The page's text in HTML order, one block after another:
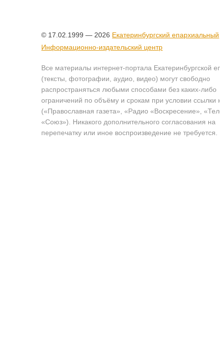
© 17.02.1999 — 2026 Екатеринбургский епархиальный
Информационно-издательский центр
Все материалы интернет-портала Екатеринбургской
(тексты, фотографии, аудио, видео) могут свободно
распространяться любыми способами без каких-либо
ограничений по объёму и срокам при условии ссылки
(«Православная газета», «Радио «Воскресение»,
«Союз»). Никакого дополнительного согласования на
перепечатку или иное воспроизведение не требуется.